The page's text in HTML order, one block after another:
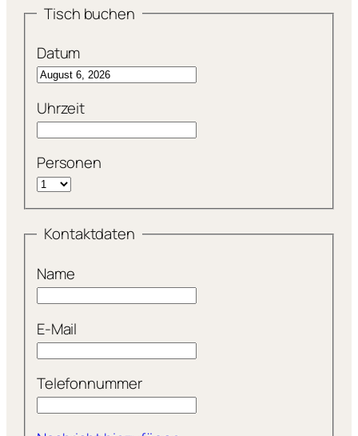
Tisch buchen
Datum
Uhrzeit
Personen
Kontaktdaten
Name
E-Mail
Telefonnummer